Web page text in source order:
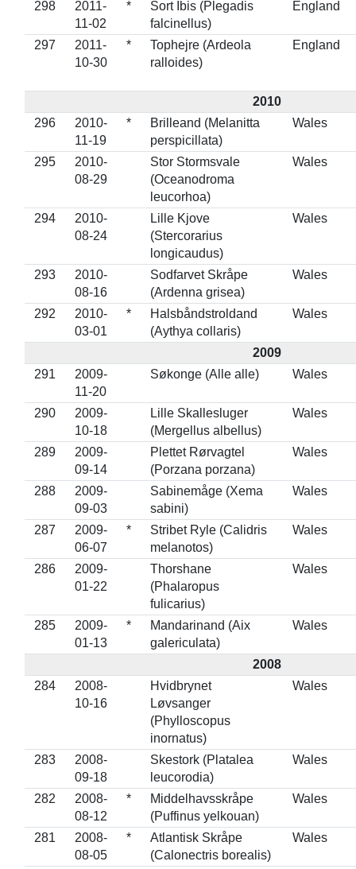
298
2011-
11-02
*
Sort Ibis (Plegadis
falcinellus)
England
297
2011-
10-30
*
Tophejre (Ardeola
ralloides)
England
2010
296
2010-
11-19
*
Brilleand (Melanitta
perspicillata)
Wales
295
2010-
08-29
Stor Stormsvale
(Oceanodroma
leucorhoa)
Wales
294
2010-
08-24
Lille Kjove
(Stercorarius
longicaudus)
Wales
293
2010-
08-16
Sodfarvet Skråpe
(Ardenna grisea)
Wales
292
2010-
03-01
*
Halsbåndstroldand
(Aythya collaris)
Wales
2009
291
2009-
11-20
Søkonge (Alle alle) Wales
290
2009-
10-18
Lille Skallesluger
(Mergellus albellus)
Wales
289
2009-
09-14
Plettet Rørvagtel
(Porzana porzana)
Wales
288
2009-
09-03
Sabinemåge (Xema
sabini)
Wales
287
2009-
06-07
*
Stribet Ryle (Calidris
melanotos)
Wales
286
2009-
01-22
Thorshane
(Phalaropus
fulicarius)
Wales
285
2009-
01-13
*
Mandarinand (Aix
galericulata)
Wales
2008
284
2008-
10-16
Hvidbrynet
Løvsanger
(Phylloscopus
inornatus)
Wales
283
2008-
09-18
Skestork (Platalea
leucorodia)
Wales
282
2008-
08-12
*
Middelhavsskråpe
(Puffinus yelkouan)
Wales
281
2008-
08-05
*
Atlantisk Skråpe
(Calonectris borealis)
Wales